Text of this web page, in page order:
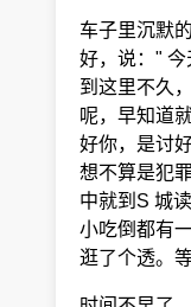
车子里沉默
好，说："
到这里不久
呢，早知道
好你，是讨
想不算是犯
中就到S 城
小吃倒都有
逛了个透。